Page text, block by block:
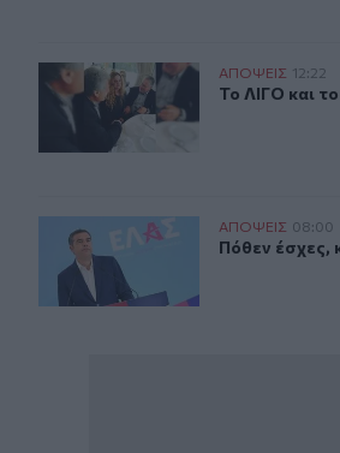
Το ΛΙΓΟ και το ΠΟΛΥ βλάπτουν …
ΑΠΟΨΕΙΣ 12:22
Το ΛΙΓΟ και
Το ΛΙΓΟ και
Πόθεν έσχες, κύριε Τσίπρα;
ΑΠΟΨΕΙΣ 08:00
Πόθεν έσχες,
Πόθεν έσχες,